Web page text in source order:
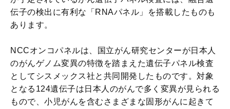
伝子の検出に有利な「RNAパネル」を搭載したものも
あります。
NCCオンコパネルは、国立がん研究センターが日本人
のがんゲノム変異の特徴を踏まえた遺伝子パネル検査
としてシスメックス社と共同開発したものです。対象
となる124遺伝子は日本人のがんで多く変異が見られる
もので、小児がんを含むさまざまな固形がんに起きて